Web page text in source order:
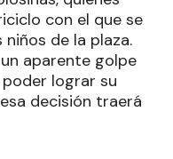
con el que se
de la plaza.
aparente golpe
lograr su
decisión traerá